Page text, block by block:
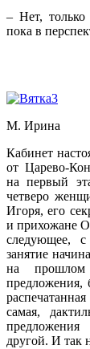
– Нет, только
пока в
М. Ирина
Кабинет
от Царево-
на первый
четверо
Игоря, его
и прихожане
следующее,
занятие
на прошлом
предложения,
самая,
другой. И так